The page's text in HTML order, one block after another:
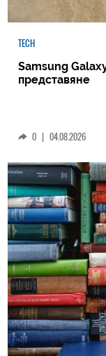
TECH
Samsung
представяне
0 | 04.08.2026